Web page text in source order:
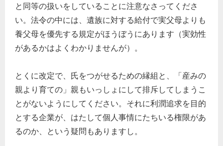
と同等の扱いをしていることに注意なさってくださ
い。法令の中には、遺族に対する給付で実父母よりも
養父母を優先する規定がほうぼうにあります（実効性
があるかはよくわかりませんが）。
とくに改定で、氏をつがせるための縁組と、「産みの
親より育ての」親もいっしょにして排斥してしまうこ
とがないようにしてください。それに利潤追求を目的
とする企業が、はたして個人事情にたちいる権限があ
るのか、という疑問もありますし。